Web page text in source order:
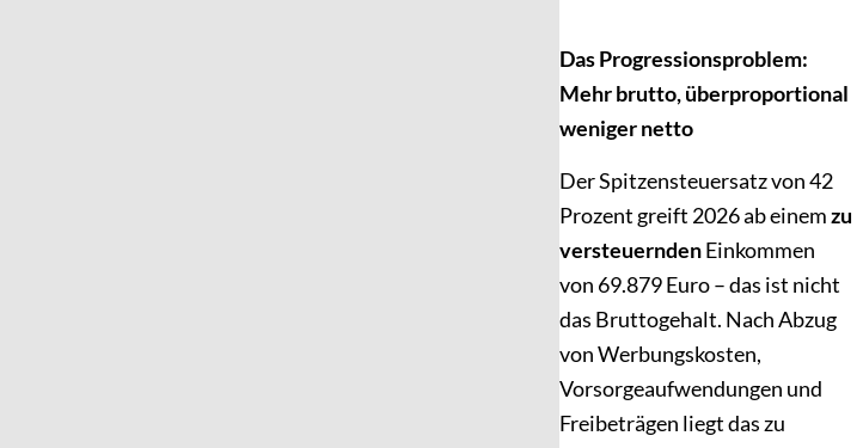
Das Progressionsproblem:
Mehr brutto, überproportional
weniger netto
Der Spitzensteuersatz von 42
Prozent greift 2026 ab einemzu
versteuerndenEinkommen
von 69.879 Euro – das ist nicht
das Bruttogehalt. Nach Abzug
von Werbungskosten,
Vorsorgeaufwendungen und
Freibeträgen liegt das zu